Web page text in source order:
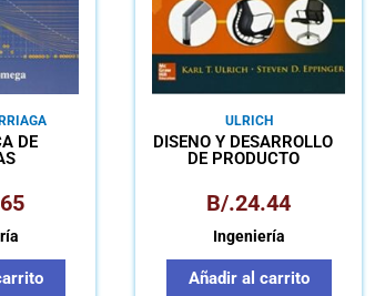
DE
ULRICH
DISEÑO Y DESARROLLO
DE PRODUCTO
B/.24.44
Ingeniería
Añadir al carrito